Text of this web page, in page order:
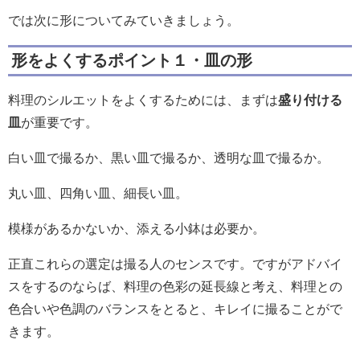
では次に形についてみていきましょう。
形をよくするポイント１・皿の形
料理のシルエットをよくするためには、まずは盛り付ける
皿 が重要です。
白い皿で撮るか、黒い皿で撮るか、透明な皿で撮るか。
丸い皿、四角い皿、細長い皿。
模様があるかないか、添える小鉢は必要か。
正直これらの選定は撮る人のセンスです。ですがアドバイ
スをするのならば、料理の色彩の延長線と考え、料理との
色合いや色調のバランスをとると、キレイに撮ることがで
きます。